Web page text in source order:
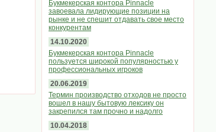
Букмекерская контора Pinnacle
завоевала лидирующие позиции на
рынке и не спешит отдавать свое место
конкурентам
14.10.2020
Букмекерская контора Pinnacle
пользуется широкой популярностью у
профессиональных игроков
20.06.2019
Термин производство отходов не просто
вошел в нашу бытовую лексику он
закрепился там прочно и надолго
10.04.2018